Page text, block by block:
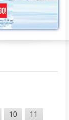
10 11